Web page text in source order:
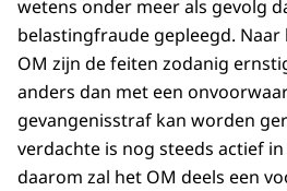
wetens onder meer als gevolg
belastingfraude gepleegd.
OM zijn de feiten zodanig
anders dan met een
gevangenisstraf kan worden
verdachte is nog steeds actief
daarom zal het OM deels een